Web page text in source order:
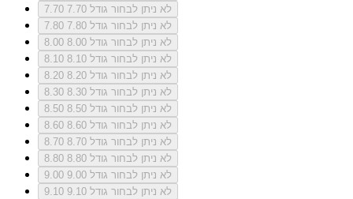
7.70
לא ניתן לבחור גודל 7.70
7.80
לא ניתן לבחור גודל 7.80
8.00
לא ניתן לבחור גודל 8.00
8.10
לא ניתן לבחור גודל 8.10
8.20
לא ניתן לבחור גודל 8.20
8.30
לא ניתן לבחור גודל 8.30
8.50
לא ניתן לבחור גודל 8.50
8.60
לא ניתן לבחור גודל 8.60
8.70
לא ניתן לבחור גודל 8.70
8.80
לא ניתן לבחור גודל 8.80
9.00
לא ניתן לבחור גודל 9.00
9.10
לא ניתן לבחור גודל 9.10